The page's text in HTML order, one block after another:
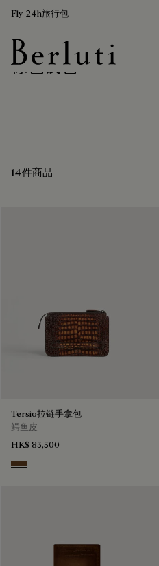
Fly 24h旅行包
Berluti homepage
棕色钱包
14件商品
Tersio拉链手拿包
鳄鱼皮
HK$ 83,500
Tobacco Bis